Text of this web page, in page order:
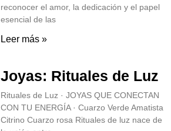
reconocer el amor, la dedicación y el papel
esencial de las
Leer más »
Joyas: Rituales de Luz
Rituales de Luz · JOYAS QUE CONECTAN
CON TU ENERGÍA · Cuarzo Verde Amatista
Citrino Cuarzo rosa Rituales de luz nace de